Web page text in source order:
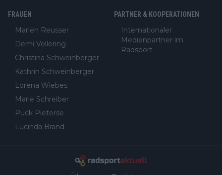
FRAUEN
Marlen Reusser
Demi Vollering
Christina Schweinberger
Kathrin Schweinberger
Lorena Wiebes
Marie Schreiber
Puck Pieterse
Lucinda Brand
PARTNER & KOOPERATIONEN
Internationaler
Medienpartner im
Radsport